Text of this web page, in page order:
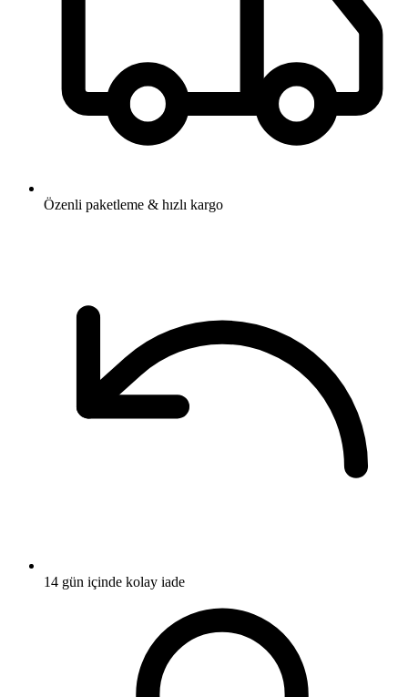
Özenli paketleme & hızlı kargo
14 gün içinde kolay iade